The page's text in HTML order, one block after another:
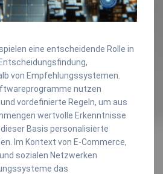
eine entscheidende Rolle in
von Empfehlungssystemen.
nutzen
vordefinierte Regeln, um aus
wertvolle Erkenntnisse
Basis personalisierte
Im Kontext von E-Commerce,
sozialen Netzwerken
das